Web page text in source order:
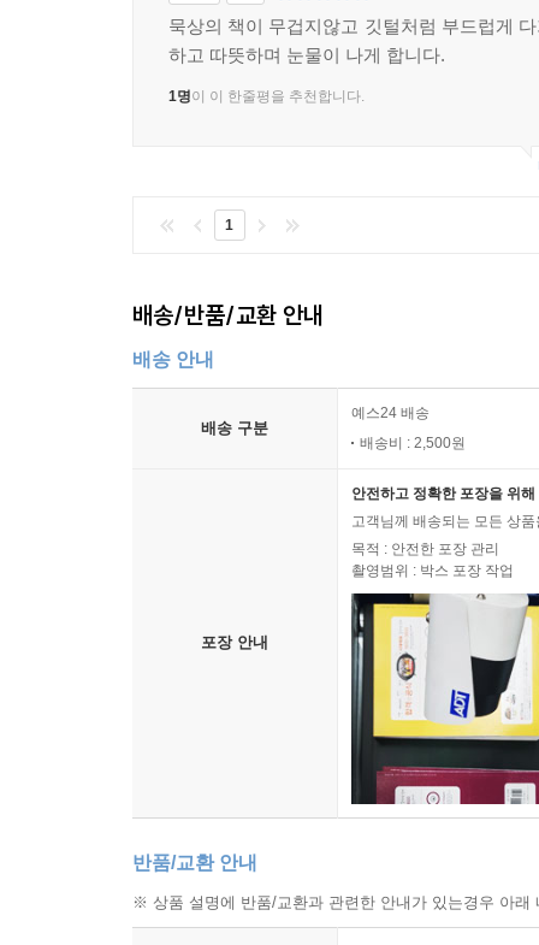
묵상의 책이 무겁지않고 깃털처럼 부드럽게
하고 따뜻하며 눈물이 나게 합니다.
1명이 이 한줄평을 추천합니다.
1
배송/반품/교환 안내
배송 안내
배송 구분
예스24 배송
배송비 : 2,500원
포장 안내
안전하고 정확한 포장을 위
고객님께 배송되는 모든 상
목적 : 안전한 포장 관리
촬영범위 : 박스 포장 작업
반품/교환 안내
※ 상품 설명에 반품/교환과 관련한 안내가 있는경우 아